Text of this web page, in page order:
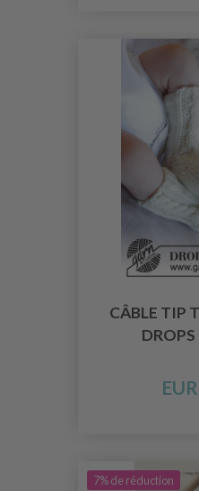
CÂBLE TIP
7% de réduction